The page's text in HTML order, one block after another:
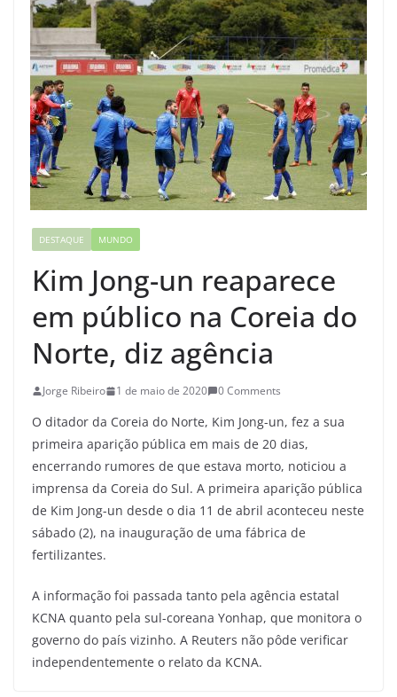
DESTAQUE MUNDO
Kim Jong-un reaparece
em público na Coreia do
Norte, diz agência
Jorge Ribeiro 1 de maio de 2020 0 Comments
O ditador da Coreia do Norte, Kim Jong-un, fez a sua
primeira aparição pública em mais de 20 dias,
encerrando rumores de que estava morto, noticiou a
imprensa da Coreia do Sul. A primeira aparição pública
de Kim Jong-un desde o dia 11 de abril aconteceu neste
sábado (2), na inauguração de uma fábrica de
fertilizantes.
A informação foi passada tanto pela agência estatal
KCNA quanto pela sul-coreana Yonhap, que monitora o
governo do país vizinho. A Reuters não pôde verificar
independentemente o relato da KCNA.